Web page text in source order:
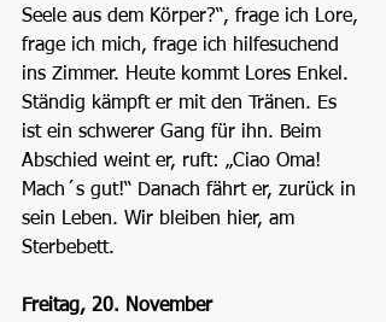
Seele aus dem Körper?“, frage ich Lore,
frage ich mich, frage ich hilfesuchend
ins Zimmer. Heute kommt Lores Enkel.
Ständig kämpft er mit den Tränen. Es
ist ein schwerer Gang für ihn. Beim
Abschied weint er, ruft: „Ciao Oma!
Mach´s gut!“ Danach fährt er, zurück in
sein Leben. Wir bleiben hier, am
Sterbebett.
Freitag, 20. November